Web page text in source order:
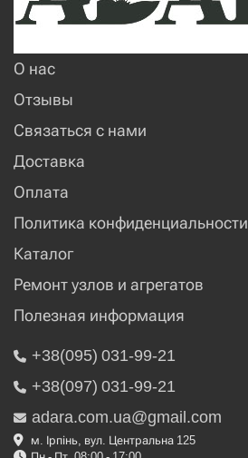
О нас
Отзывы
Связаться с нами
Доставка
Оплата
Политика конфиденциальности
Каталог
Ремонт узлов и агрегатов
Полезная информация
+38(095) 031-99-21
+38(097) 031-99-21
adara.com.ua@gmail.com
м. Ірпінь, вул. Центральна 125